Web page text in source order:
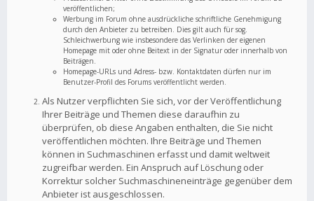
veröffentlichen;
Werbung im Forum ohne ausdrückliche schriftliche Genehmigung
durch den Anbieter zu betreiben. Dies gilt auch für sog.
Schleichwerbung wie insbesondere das Verlinken der eigenen
Homepage mit oder ohne Beitext in der Signatur oder innerhalb von
Beiträgen.
Homepage-URLs und Adress- bzw. Kontaktdaten dürfen nur im
Benutzer-Profil des Forums veröffentlicht werden.
Als Nutzer verpflichten Sie sich, vor der Veröffentlichung
Ihrer Beiträge und Themen diese daraufhin zu
überprüfen, ob diese Angaben enthalten, die Sie nicht
veröffentlichen möchten. Ihre Beiträge und Themen
können in Suchmaschinen erfasst und damit weltweit
zugreifbar werden. Ein Anspruch auf Löschung oder
Korrektur solcher Suchmaschineneinträge gegenüber dem
Anbieter ist ausgeschlossen.